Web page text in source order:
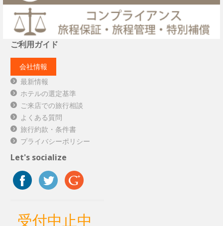
ご利用ガイド
会社情報
最新情報
ホテルの選定基準
ご来店での旅行相談
よくある質問
旅行約款・条件書
プライバシーポリシー
Let's socialize
受付中止中